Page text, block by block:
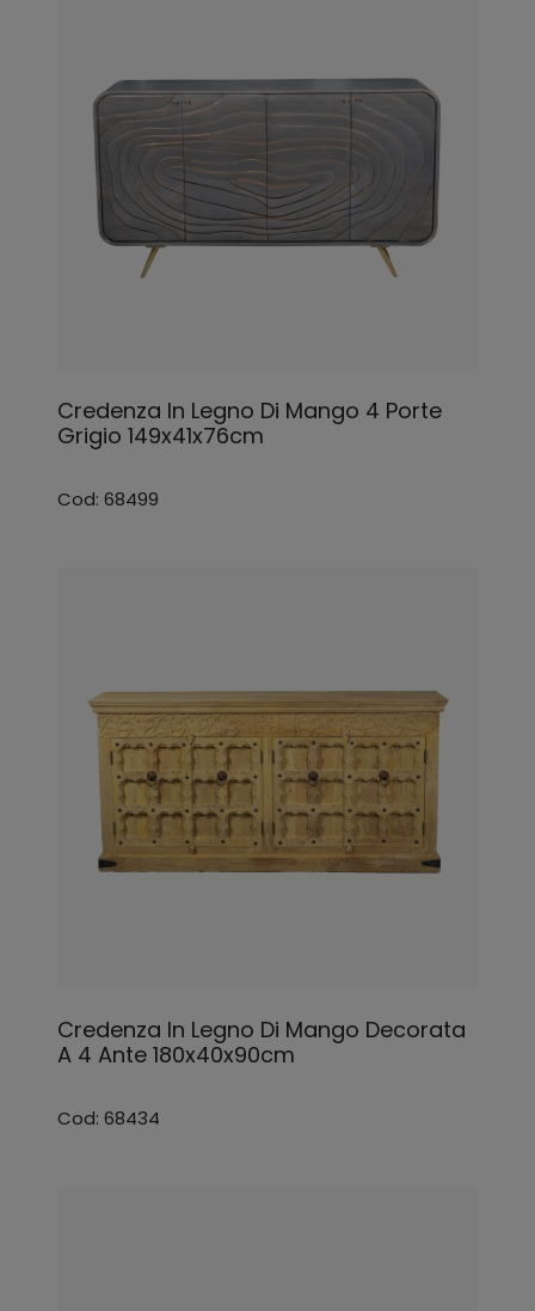
Credenza In Legno Di Mango 4 Porte
Grigio 149x41x76cm
Cod: 68499
Credenza In Legno Di Mango Decorata
A 4 Ante 180x40x90cm
Cod: 68434